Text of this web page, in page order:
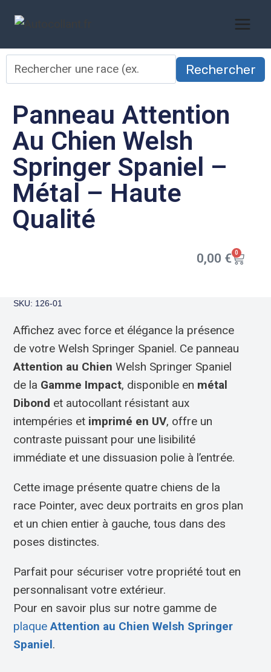
Rechercher
Panneau Attention
Au Chien Welsh
Springer Spaniel –
Métal – Haute
Qualité
0,00 € 0
SKU: 126-01
Affichez avec force et élégance la présence
de votre Welsh Springer Spaniel. Ce panneau
Attention au Chien Welsh Springer Spaniel
de la Gamme Impact, disponible en métal
Dibond et autocollant résistant aux
intempéries et imprimé en UV, offre un
contraste puissant pour une lisibilité
immédiate et une dissuasion polie à l’entrée.
Cette image présente quatre chiens de la
race Pointer, avec deux portraits en gros plan
et un chien entier à gauche, tous dans des
poses distinctes.
Parfait pour sécuriser votre propriété tout en
personnalisant votre extérieur.
Pour en savoir plus sur notre gamme de
plaqueAttention au Chien Welsh Springer
Spaniel.